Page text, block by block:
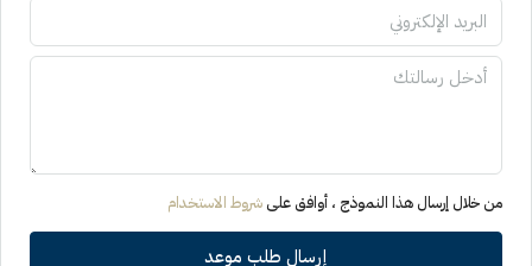
من خلال إرسال هذا النموذج ، أوافق على شروط الاستخدام
إرسال طلب موعد